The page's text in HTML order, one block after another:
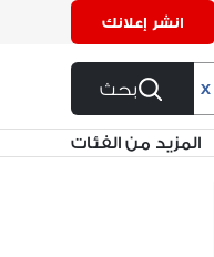
انشر إعلانك
X بحث
المزيد من الفئات